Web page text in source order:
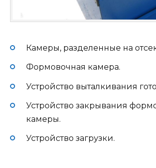
Камеры, разделенные на
Формовочная камера.
Устройство выталкивания
Устройство закрывания
камеры.
Устройство загрузки.